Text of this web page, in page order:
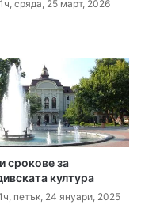
сряда, 25 март, 2026
срокове за
култура
петък, 24 януари, 2025